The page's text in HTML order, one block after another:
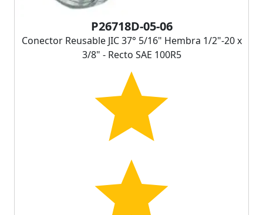
P26718D-05-06
Conector Reusable JIC 37° 5/16" Hembra 1/2"-20 x
3/8" - Recto SAE 100R5